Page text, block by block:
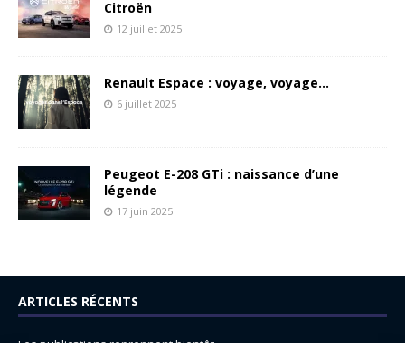
Citroën
12 juillet 2025
Renault Espace : voyage, voyage…
6 juillet 2025
Peugeot E-208 GTi : naissance d’une
légende
17 juin 2025
ARTICLES RÉCENTS
Les publications reprennent bientôt…